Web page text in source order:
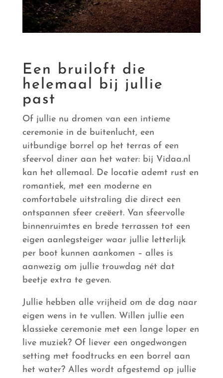
Een bruiloft die
helemaal bij jullie
past
Of jullie nu dromen van een intieme
ceremonie in de buitenlucht, een
uitbundige borrel op het terras of een
sfeervol diner aan het water: bij Vidaa.nl
kan het allemaal. De locatie ademt rust en
romantiek, met een moderne en
comfortabele uitstraling die direct een
ontspannen sfeer creëert. Van sfeervolle
binnenruimtes en brede terrassen tot een
eigen aanlegsteiger waar jullie letterlijk
per boot kunnen aankomen – alles is
aanwezig om jullie trouwdag nét dat
beetje extra te geven.
Jullie hebben alle vrijheid om de dag naar
eigen wens in te vullen. Willen jullie een
klassieke ceremonie met een lange loper en
live muziek? Of liever een ongedwongen
setting met foodtrucks en een borrel aan
het water? Alles wordt afgestemd op jullie